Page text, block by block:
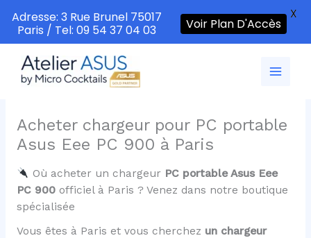
contenu
Acheter chargeur pour PC portable
Asus Eee PC 900 à Paris
Où acheter un chargeur PC portable Asus Eee
PC 900officiel à Paris ? Venez dans notre boutique
spécialisée
Vous êtes à Paris et vous cherchez un chargeur
Adresse: 3 Rue Brunel 75017
Paris / Tel: 09 54 37 04 03
Voir Plan D'Accès
X